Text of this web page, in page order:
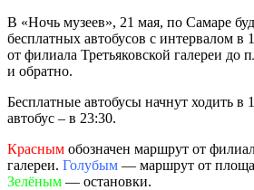
В «Ночь музеев», 21 мая, по Самаре
бесплатных автобусов с интервалом
от филиала Третьяковской галереи до
и обратно.
Бесплатные автобусы начнут ходить в
автобус – в 23:30.
Красным обозначен маршрут от
галереи. Голубым — маршрут от
Зелёным — остановки.